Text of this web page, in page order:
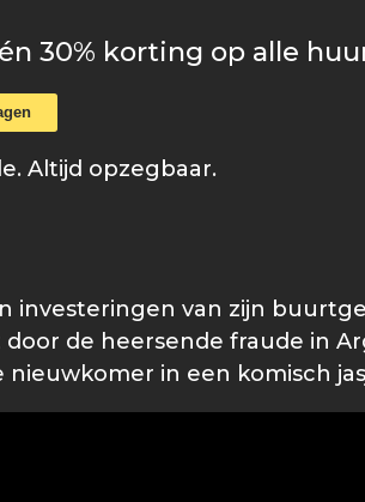
30% korting op alle
Altijd opzegbaar.
investeringen van zijn
de heersende fraude in
in een komisch